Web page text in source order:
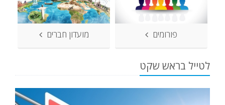
פורומים מועדון חברים
לטייל בראש שקט